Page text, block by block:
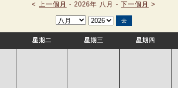
< 上一個月 - 2026年 八月 - 下一個月 >
星期二 星期三 星期四